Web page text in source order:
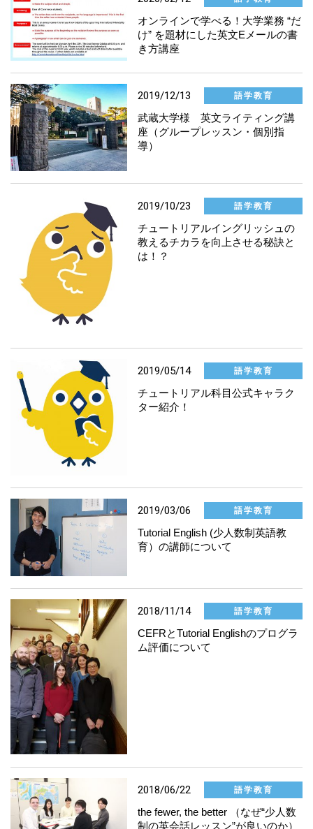
大学間交流
イベント
社会連携
大学業務
その他
オンラインで学べる！大学業務 “だ
け” を題材にした英文Eメールの書
き方講座
2019/12/13 語学教育
武蔵大学様 英文ライティング講
座（グループレッスン・個別指
導）
2019/10/23 語学教育
チュートリアルイングリッシュの
教えるチカラを向上させる秘訣と
は！？
2019/05/14 語学教育
チュートリアル科目公式キャラク
ター紹介！
2019/03/06 語学教育
Tutorial English (少人数制英語教
育）の講師について
2018/11/14 語学教育
CEFRとTutorial Englishのプログラ
ム評価について
2018/06/22 語学教育
the fewer, the better （なぜ“少人数
制の英会話レッスン”が良いのか）